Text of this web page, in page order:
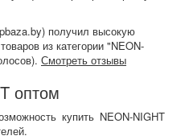
) получил высокую
из категории "NEON-
Смотреть отзывы
оптом
купить NEON-NIGHT